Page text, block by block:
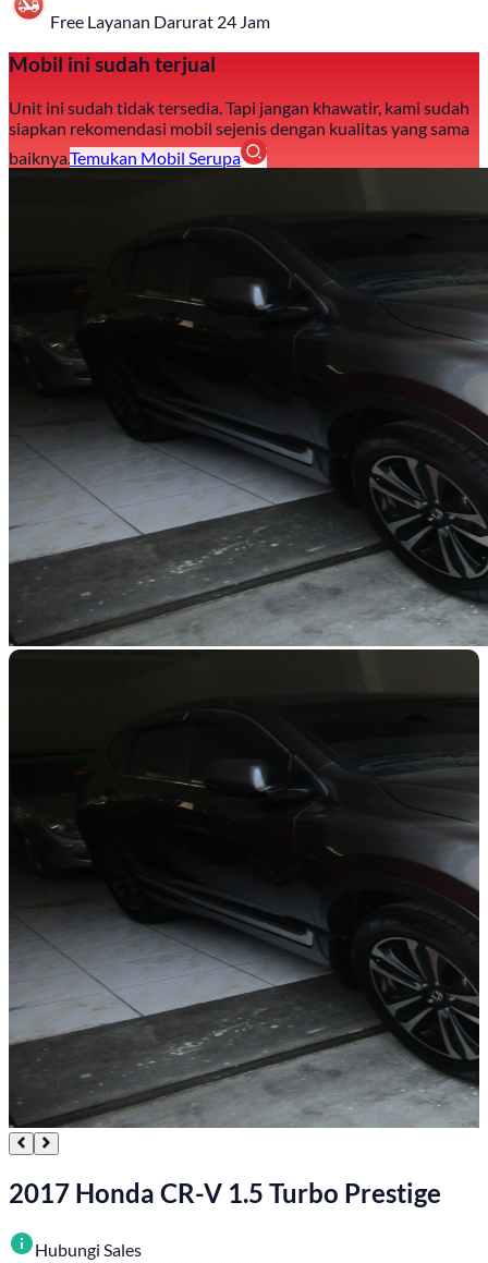
Free Layanan Darurat 24 Jam
Mobil ini sudah terjual
Unit ini sudah tidak tersedia. Tapi jangan khawatir, kami sudah
siapkan rekomendasi mobil sejenis dengan kualitas yang sama
baiknya.Temukan Mobil Serupa
2017 Honda CR-V 1.5 Turbo Prestige
Hubungi Sales